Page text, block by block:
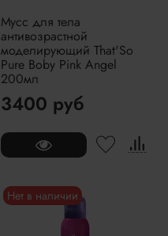
Мусс для тела
антивозрастной
моделирующий That'So
Pure Boby Pink Angel
200мл
3400 руб
Нет в наличии